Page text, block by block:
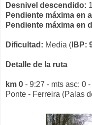
Desnivel descendido:
Pendiente máxima en
Pendiente máxima en
Dificultad: Media ( IBP:
Detalle de la ruta
km 0 - 9:27 - mts asc: 0
Ponte - Ferreira (Palas